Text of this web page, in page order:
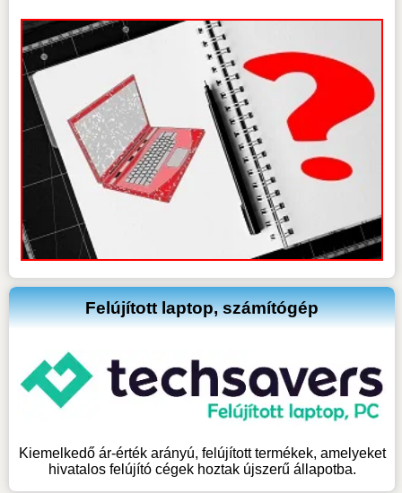
Felújított laptop, számítógép
Kiemelkedő ár-érték arányú, felújított termékek, amelyeket
hivatalos felújító cégek hoztak újszerű állapotba.